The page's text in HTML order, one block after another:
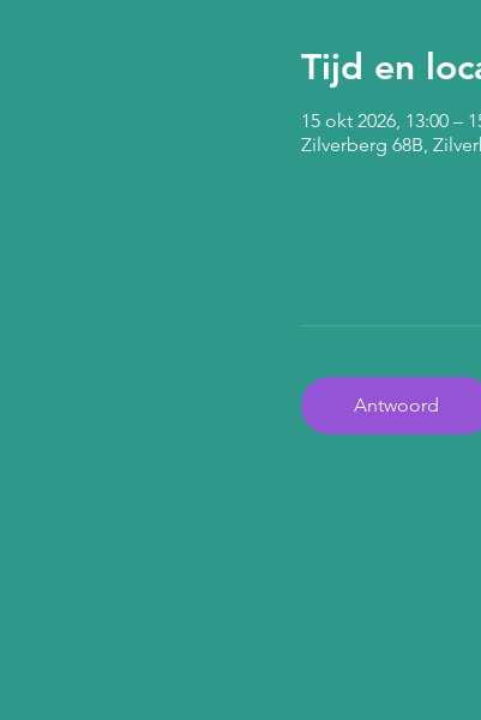
Tijd en
15 okt 2026, 13:00 –
Zilverberg 68B,
Antwoord